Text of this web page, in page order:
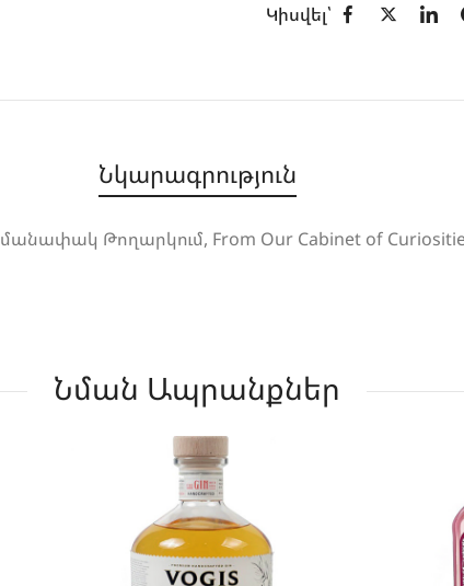
Կիսվել՝
Նկարագրություն
Թողարկում, From Our Cabinet of
Նման Ապրանքներ